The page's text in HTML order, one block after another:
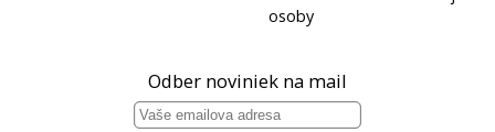
osoby
Odber noviniek na mail